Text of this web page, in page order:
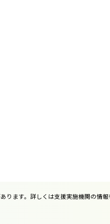
ます。詳しくは支援実施機関の情報